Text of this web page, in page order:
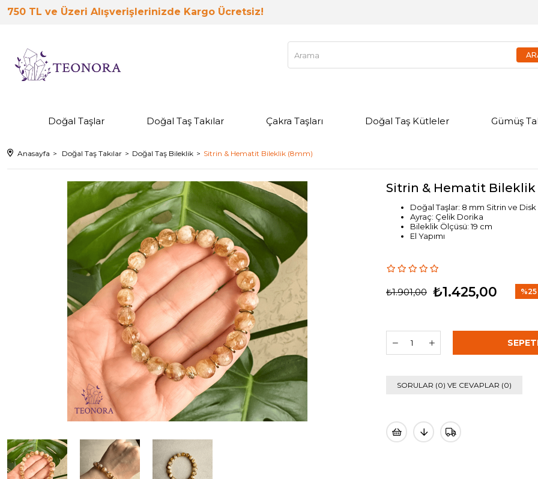
750 TL ve Üzeri Alışverişlerinizde Kargo Ücretsiz!
Doğal Taşlar Doğal Taş Takılar Çakra Taşları Doğal Taş Kütleler Gümüş
Anasayfa Doğal Taş Takılar Doğal Taş Bileklik Sitrin & Hematit Bileklik (8mm)
Sitrin & Hematit
Doğal Taşlar: 8 mm Sitrin ve
Ayraç: Çelik Dorika
Bileklik Ölçüsü: 19 cm
El Yapımı
₺1.901,00 ₺1.425,00 %25
SORULAR (0) VE CEVAPLAR (0)